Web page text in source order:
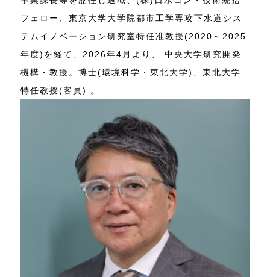
フェロー、東京大学大学院都市工学専攻下水道シス
テムイノベーション研究室特任准教授(2020～2025
年度)を経て、2026年4月より、 中央大学研究開発
機構・教授。博士(環境科学・東北大学)、東北大学
特任教授(客員) 。